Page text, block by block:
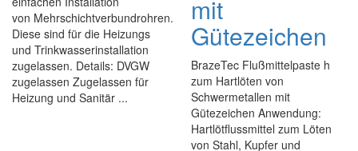
von Mehrschichtverbundrohren.
Diese sind für die Heizungs
und Trinkwasserinstallation
zugelassen. Details: DVGW
zugelassen Zugelassen für
Heizung und Sanitär ...
mit
Gütezeichen
BrazeTec Flußmittelpaste h
zum Hartlöten von
Schwermetallen mit
Gütezeichen Anwendung:
Hartlötflussmittel zum Löten
von Stahl, Kupfer und